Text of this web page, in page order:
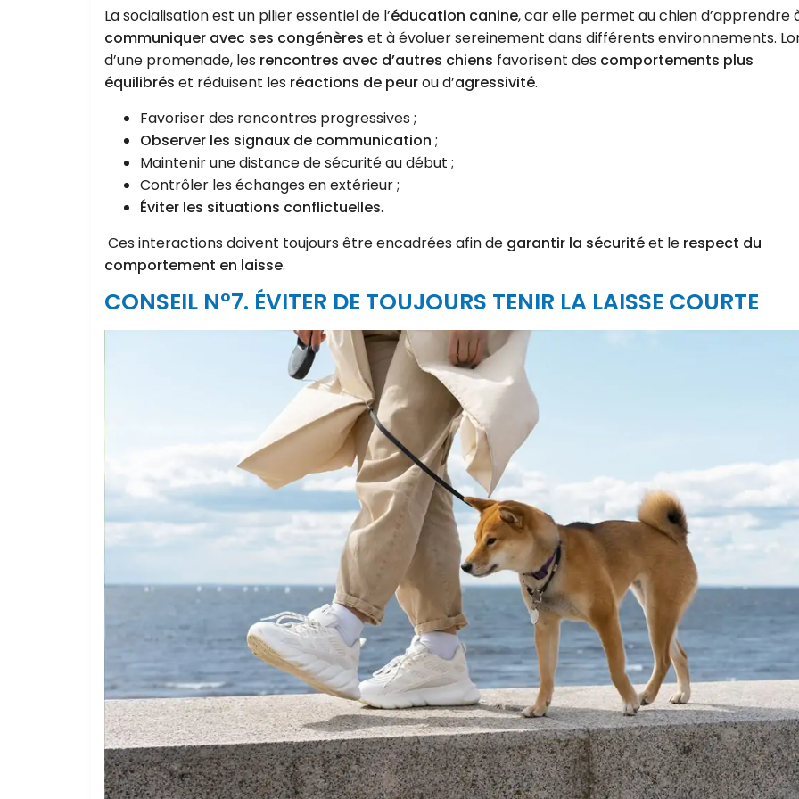
La socialisation est un pilier essentiel de l’éducation canine, car elle permet au chien d’apprendre
communiquer avec ses congénères et à évoluer sereinement dans différents environnements.
d’une promenade, les rencontres avec d’autres chiens favorisent des comportements plus
équilibrés et réduisent les réactions de peurou d’agressivité.
Favoriser des rencontres progressives ;
Observer les signaux de communication ;
Maintenir une distance de sécurité au début ;
Contrôler les échanges en extérieur ;
Éviter les situations conflictuelles.
Ces interactions doivent toujours être encadrées afin de garantir la sécuritéet le respect du
comportement en laisse.
CONSEIL N°7. ÉVITER DE TOUJOURS TENIR LA LAISSE COURTE